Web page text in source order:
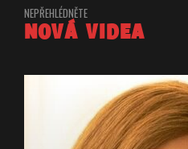
NEPŘEHLÉDNĚTE
NOVÁ VIDEA